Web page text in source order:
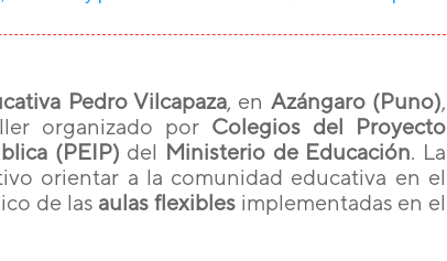
Pedro Vilcapaza, en Azángaro (Puno),
organizado por Colegios del Proyecto
(PEIP) del Ministerio de Educación. La
orientar a la comunidad educativa en el
de las aulas flexiblesimplementadas en el